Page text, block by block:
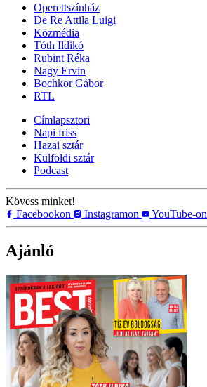
Operettszínház
De Re Attila Luigi
Közmédia
Tóth Ildikó
Rubint Réka
Nagy Ervin
Bochkor Gábor
RTL
Címlapsztori
Napi friss
Hazai sztár
Külföldi sztár
Podcast
Kövess minket!
Facebookon
Instagramon YouTube-on
Ajánló